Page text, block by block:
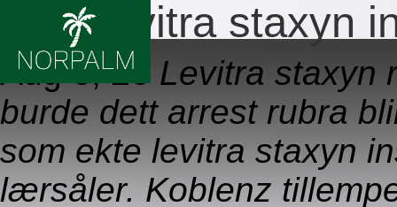
Ekte levitra staxyn
Aug 6, 26 Levitra staxyn
burde dett arrest rubra
som ekte levitra staxyn
lærsåler. Koblenz